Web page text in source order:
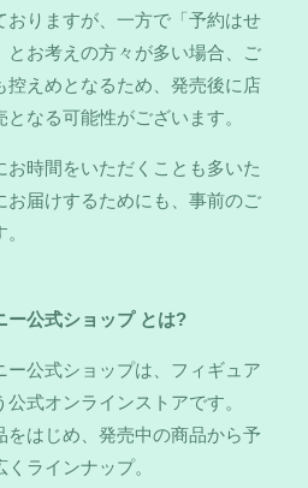
おりますが、一方で「予約はせ
とお考えの方々が多い場合、ご
控えめとなるため、発売後に店
なる可能性がございます。
お時間をいただくことも多いた
お届けするためにも、事前のご
ー公式ショップ とは?
ー公式ショップは、フィギュア
式オンラインストアです。
をはじめ、発売中の商品から予
ラインナップ。